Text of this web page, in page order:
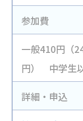
参加費
一般410円（
円） 中学生
詳細・申込